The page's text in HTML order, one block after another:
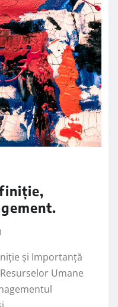
și Importanță
Umane